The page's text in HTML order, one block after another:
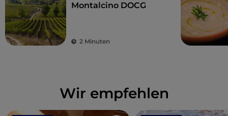
Montalcino DOCG
2 Minuten
Wir empfehlen